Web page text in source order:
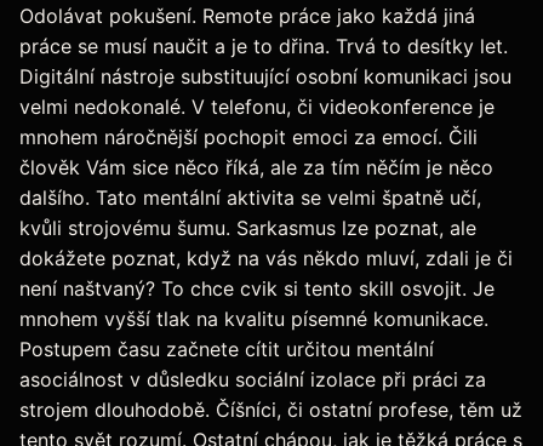
Odolávat pokušení. Remote práce jako každá jiná
práce se musí naučit a je to dřina. Trvá to desítky let.
Digitální nástroje substituující osobní komunikaci jsou
velmi nedokonalé. V telefonu, či videokonference je
mnohem náročnější pochopit emoci za emocí. Čili
člověk Vám sice něco říká, ale za tím něčím je něco
dalšího. Tato mentální aktivita se velmi špatně učí,
kvůli strojovému šumu. Sarkasmus lze poznat, ale
dokážete poznat, když na vás někdo mluví, zdali je či
není naštvaný? To chce cvik si tento skill osvojit. Je
mnohem vyšší tlak na kvalitu písemné komunikace.
Postupem času začnete cítit určitou mentální
asociálnost v důsledku sociální izolace při práci za
strojem dlouhodobě. Číšníci, či ostatní profese, těm už
tento svět rozumí. Ostatní chápou, jak je těžká práce s